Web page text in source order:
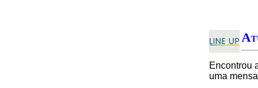
Encontrou
uma